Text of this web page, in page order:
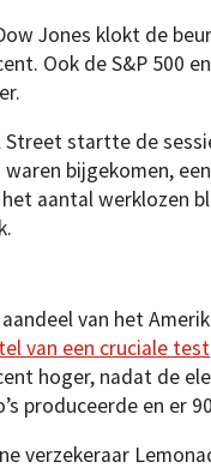
Jones klokt de
Ook de S&P 500
Street startte de
waren bijgekomen,
aantal werklozen
van het
van een cruciale test
hoger, nadat de
produceerde en er
verzekeraar